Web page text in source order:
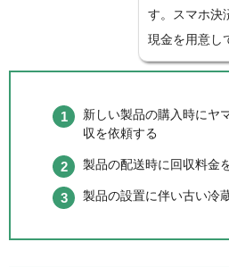
す。スマホ決
現金を用意し
新しい製品の購入時にヤ
収を依頼する
製品の配送時に回収料金
製品の設置に伴い古い冷